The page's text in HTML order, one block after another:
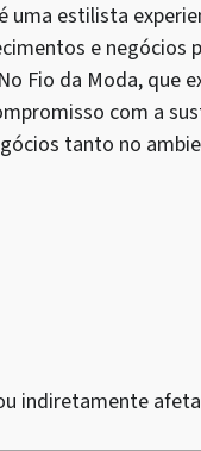
uma estilista
e negócios
Fio da Moda, que
com a
tanto no
indiretamente